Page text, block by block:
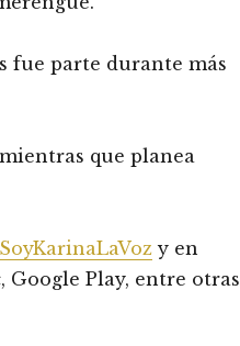
fue parte durante más
que planea
y en
Play, entre